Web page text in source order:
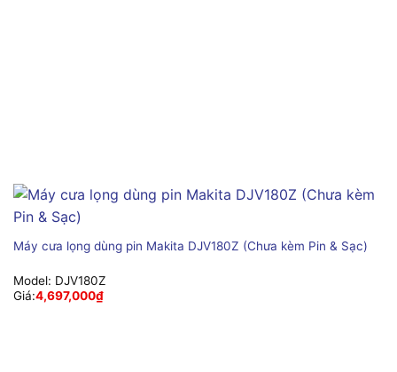
Máy cưa lọng dùng pin Makita DJV180Z (Chưa kèm Pin & Sạc)
Model: DJV180Z
Giá:4,697,000₫